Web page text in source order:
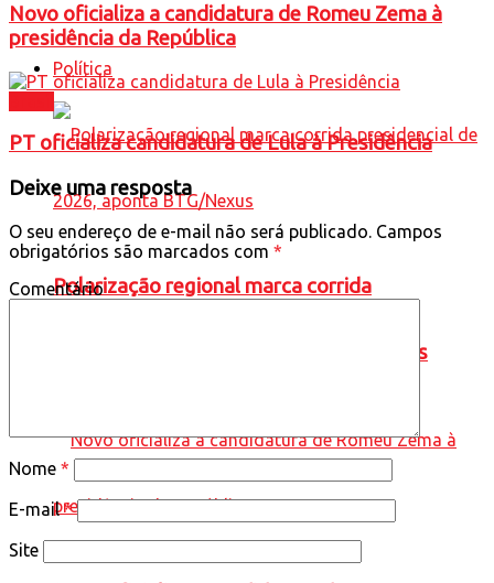
Política
Polarização regional marca corrida
presidencial de 2026, aponta BTG/Nexus
Novo oficializa a candidatura de Romeu Zema à
presidência da República
PT oficializa candidatura de Lula à Presidência
Deixe uma resposta
O seu endereço de e-mail não será publicado. Campos
obrigatórios são marcados com *
Comentário
Nome *
E-mail*
Site